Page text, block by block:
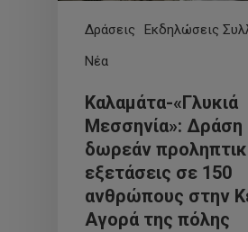
Δράσεις
Εκδηλώσεις
Νέα
Καλαμάτα-«Γλυκιά
Μεσσηνία»: Δράση
δωρεάν
εξετάσεις σε 150
ανθρώπους στην
Αγορά της πόλης